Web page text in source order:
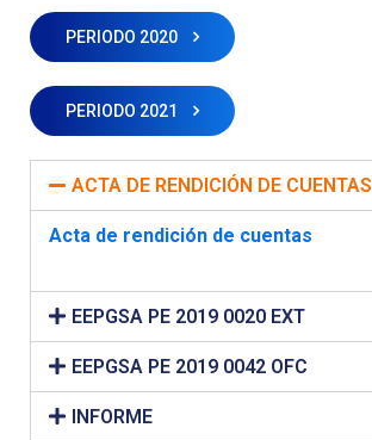
PERIODO 2020
PERIODO 2021
ACTA DE RENDICIÓN DE CUENTAS
Acta de rendición de cuentas
EEPGSA PE 2019 0020 EXT
EEPGSA PE 2019 0042 OFC
INFORME